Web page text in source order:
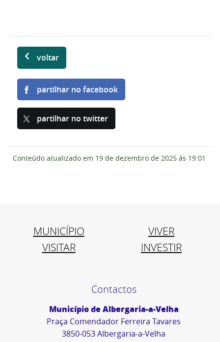
voltar
partilhar no facebook
partilhar no twitter
Conteúdo atualizado em 19 de dezembro de 2025 às 19:01
MUNICÍPIO
VIVER
VISITAR
INVESTIR
Contactos
Município de Albergaria-a-Velha
Praça Comendador Ferreira Tavares
3850-053 Albergaria-a-Velha